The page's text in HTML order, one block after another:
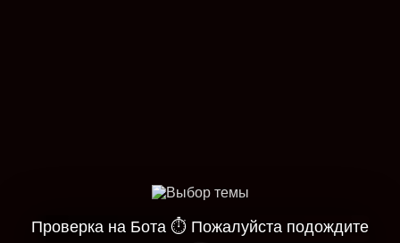
Проверка на Бота ⏱ Пожалуйста подождите